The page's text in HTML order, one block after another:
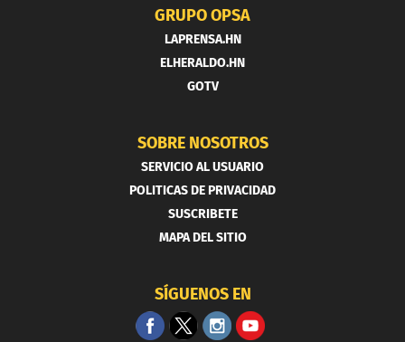
GRUPO OPSA
LAPRENSA.HN
ELHERALDO.HN
GOTV
SOBRE NOSOTROS
SERVICIO AL USUARIO
POLITICAS DE PRIVACIDAD
SUSCRIBETE
MAPA DEL SITIO
SÍGUENOS EN